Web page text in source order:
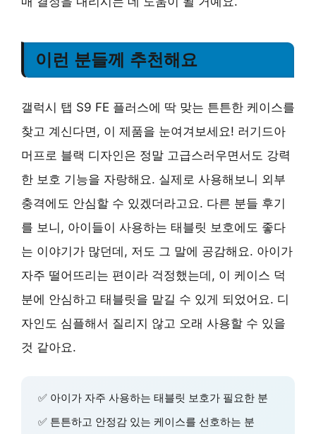
이런 분들께 추천해요
갤럭시 탭 S9 FE 플러스에 딱 맞는 튼튼한 케이스를
찾고 계신다면, 이 제품을 눈여겨보세요! 러기드아
머프로 블랙 디자인은 정말 고급스러우면서도 강력
한 보호 기능을 자랑해요. 실제로 사용해보니 외부
충격에도 안심할 수 있겠더라고요. 다른 분들 후기
를 보니, 아이들이 사용하는 태블릿 보호에도 좋다
는 이야기가 많던데, 저도 그 말에 공감해요. 아이가
자주 떨어뜨리는 편이라 걱정했는데, 이 케이스 덕
분에 안심하고 태블릿을 맡길 수 있게 되었어요. 디
자인도 심플해서 질리지 않고 오래 사용할 수 있을
것 같아요.
✅ 아이가 자주 사용하는 태블릿 보호가 필요한 분
✅ 튼튼하고 안정감 있는 케이스를 선호하는 분